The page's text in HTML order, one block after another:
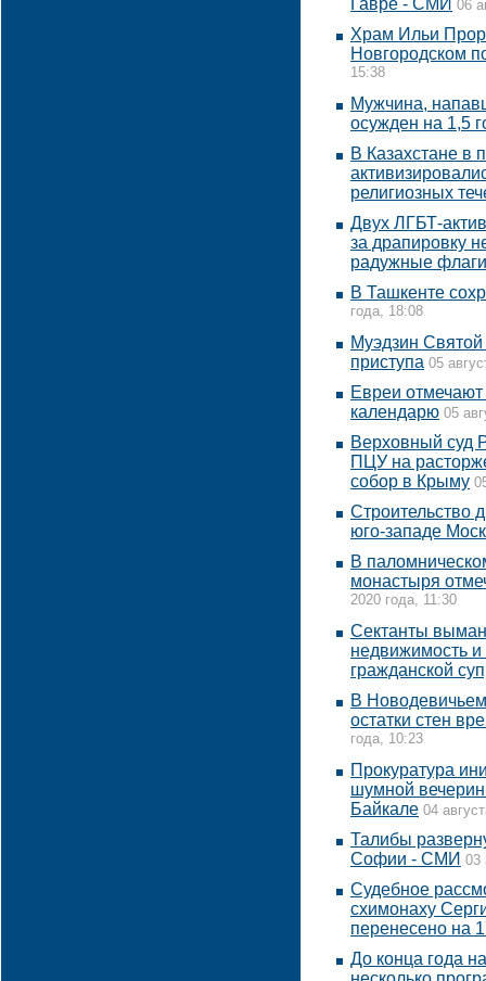
Гавре - СМИ 06
Храм Ильи
Новгородском
15:38
Мужчина,
осужден на 1,5
В Казахстане в
религиозных
Двух ЛГБТ-
за драпировку
радужные флаги
В Ташкенте
года, 18:08
Муэдзин
приступа 05
Евреи
календарю 05
Верховный суд
ПЦУ на
собор в Крыму
Строительство
юго-западе
В
монастыря
2020 года, 11:30
Сектанты
недвижимость
гражданской
В
остатки стен
года, 10:23
Прокуратура
шумной
Байкале 04
Талибы
Софии - СМИ 03
Судебное
схимонаху
перенесено на
До конца года